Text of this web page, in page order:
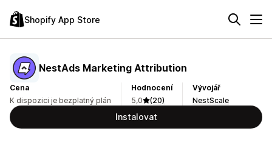
Shopify App Store
NestAds Marketing Attribution
Cena
K dispozici je bezplatný plán
Hodnocení
5,0
(20)
Vývojář
NestScale
Instalovat